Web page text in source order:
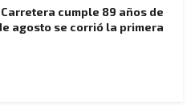
cumple 89 años de
agosto se corrió la primera